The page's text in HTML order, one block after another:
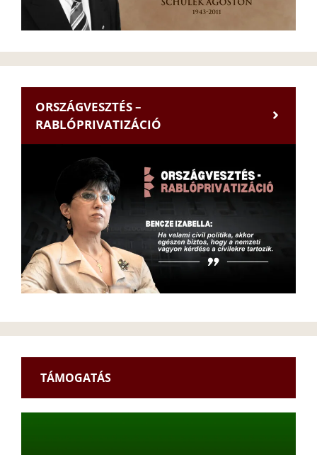
ORSZÁGVESZTÉS –
RABLÓPRIVATIZÁCIÓ
TÁMOGATÁS